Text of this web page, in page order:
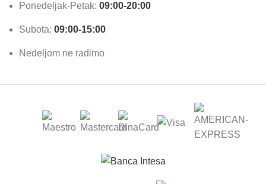
Ponedeljak-Petak: 09:00-20:00
Subota: 09:00-15:00
Nedeljom ne radimo